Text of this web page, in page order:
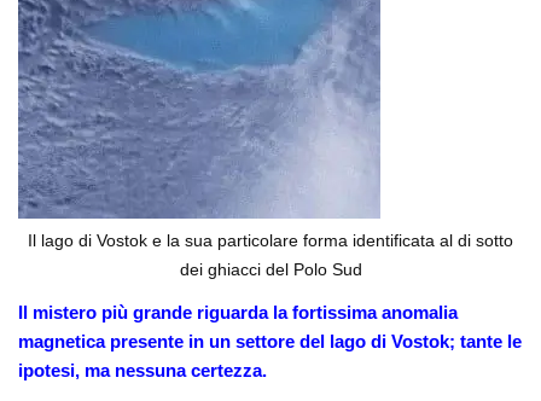
Il lago di Vostok e la sua particolare forma identificata al di sotto
dei ghiacci del Polo Sud
Il mistero più grande riguarda la fortissima anomalia
magnetica presente in un settore del lago di Vostok; tante le
ipotesi, ma nessuna certezza.